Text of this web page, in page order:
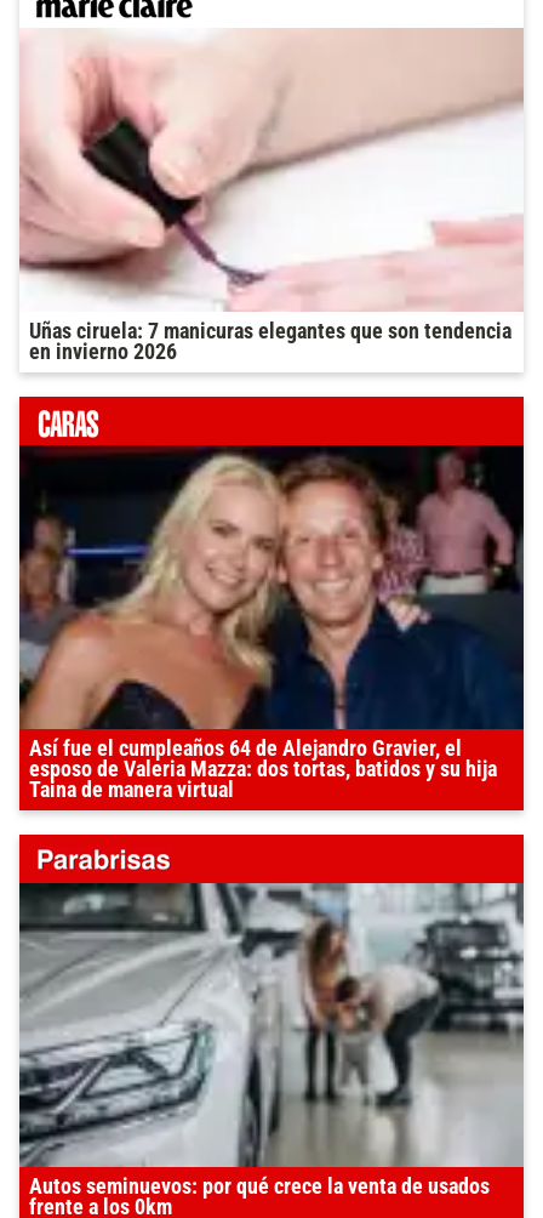
Uñas ciruela: 7 manicuras elegantes que son tendencia
en invierno 2026
Así fue el cumpleaños 64 de Alejandro Gravier, el
esposo de Valeria Mazza: dos tortas, batidos y su hija
Taina de manera virtual
Autos seminuevos: por qué crece la venta de usados
frente a los 0km